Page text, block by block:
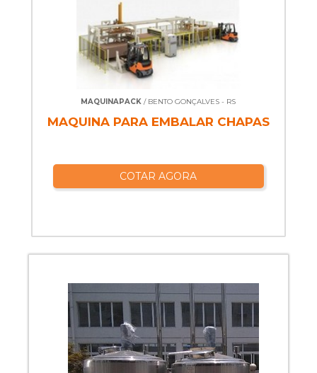
MAQUINAPACK / BENTO GONÇALVES - RS
MAQUINA PARA EMBALAR CHAPAS
COTAR AGORA